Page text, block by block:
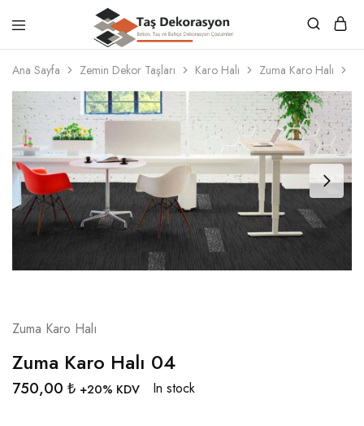
Taş
Dekorasyon
Beton,
Taş
Bahçe
Dekorasyon
Çözümleri
Ana Sayfa Zemin Dekor Taşları Karo Halı Zuma Karo Halı
Zuma Karo Halı
Zuma Karo Halı 04
750,00 ₺ +20% KDV In stock